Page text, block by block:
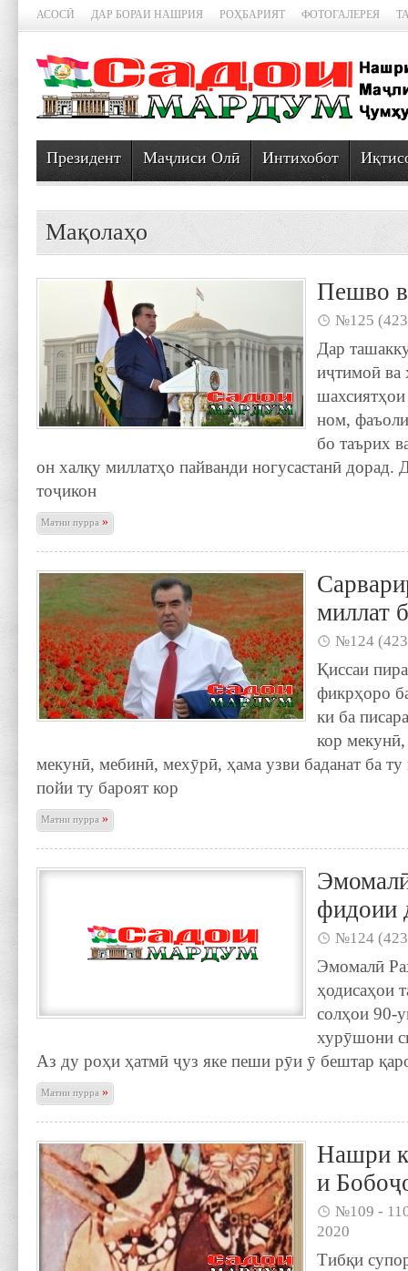
АСОСӢ ДАР БОРАИ НАШРИЯ РОҲБАРИЯТ ФОТОГАЛЕРЕЯ
Президент Маҷлиси Олӣ Интихобот
Мақолаҳо
Пешво
№125
Дар
иҷтимоӣ ва
шахсиятҳои
ном,
бо таърих
он халқу миллатҳо пайванди ногусастанӣ дорад.
тоҷикон
Матни пурра»
миллат
№124
Қиссаи
фикрҳоро
ки ба
кор
мекунӣ, мебинӣ, мехӯрӣ, ҳама узви баданат ба ту
пойи ту бароят кор
Матни пурра»
фидоии
№124
Эмомалӣ
ҳодисаҳои
солҳои 90-
хурӯшони
Аз ду роҳи ҳатмӣ ҷуз яке пеши рӯи ӯ бештар
Матни пурра»
Нашри
и
№109 -
2020
Тибқи